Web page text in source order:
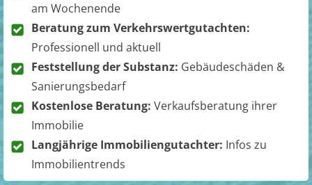
am Wochenende
Beratung zum Verkehrswertgutachten:
Professionell und aktuell
Feststellung der Substanz: Gebäudeschäden &
Sanierungsbedarf
Kostenlose Beratung: Verkaufsberatung ihrer
Immobilie
Langjährige Immobiliengutachter: Infos zu
Immobilientrends